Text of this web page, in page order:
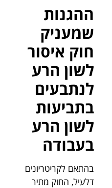
ההגנות
שמעניק
חוק איסור
לשון הרע
לנתבעים
בתביעות
לשון הרע
בעבודה
בהתאם לקריטריונים
דלעיל, החוק מתיר